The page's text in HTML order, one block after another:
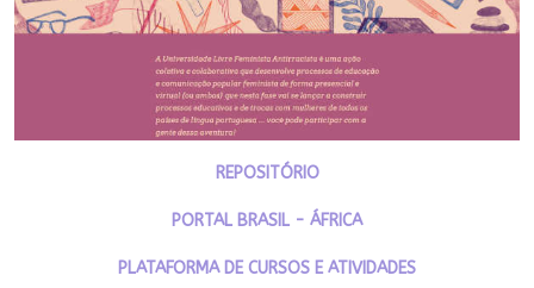
REPOSITÓRIO
PORTAL BRASIL - ÁFRICA
PLATAFORMA DE CURSOS E ATIVIDADES